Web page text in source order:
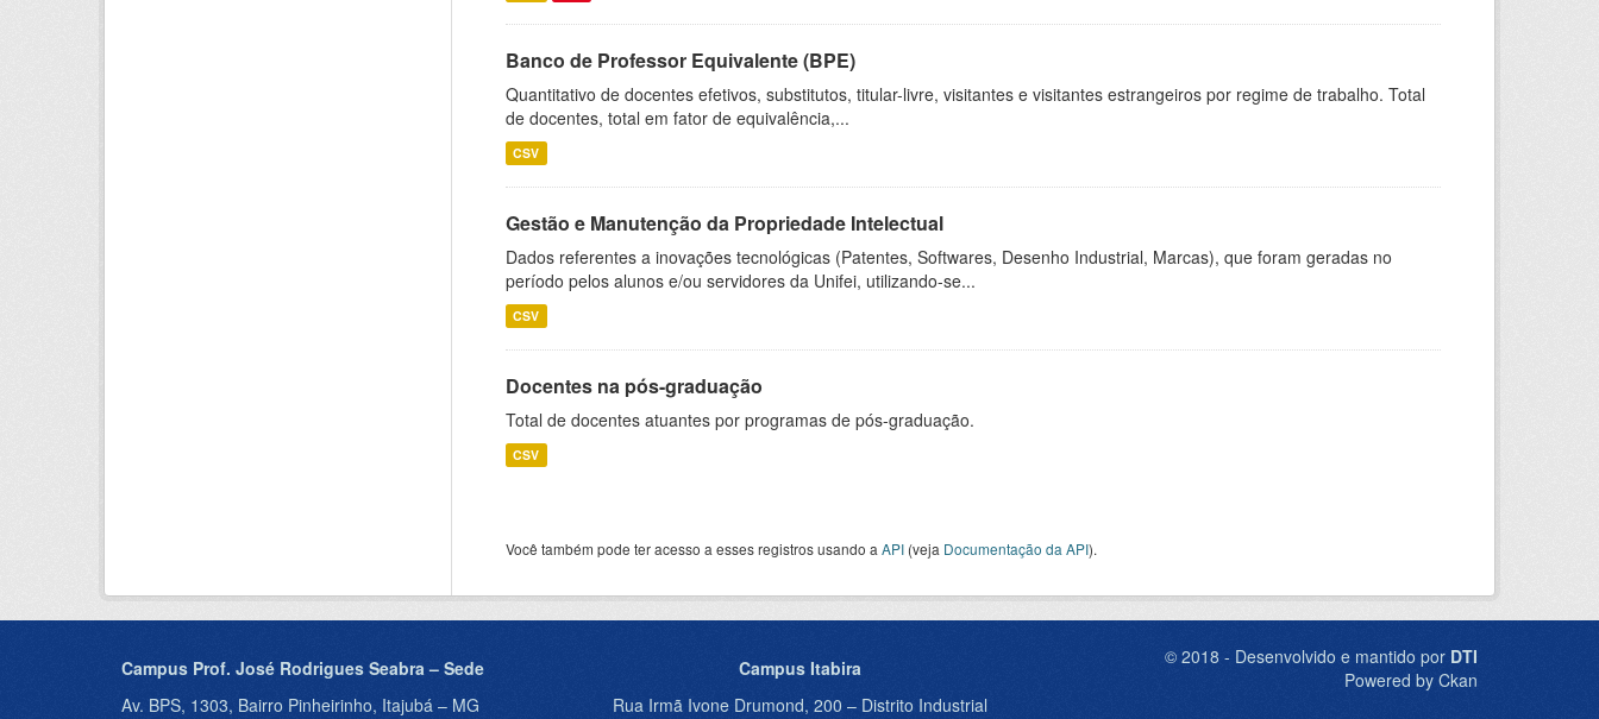
Banco de Professor Equivalente (BPE)
Quantitativo de docentes efetivos, substitutos, titular-livre, visitantes e visitantes estrangeiros por regime de trabalho. Total
de docentes, total em fator de equivalência,...
CSV
Gestão e Manutenção da Propriedade Intelectual
Dados referentes a inovações tecnológicas (Patentes, Softwares, Desenho Industrial, Marcas), que foram geradas no
período pelos alunos e/ou servidores da Unifei, utilizando-se...
CSV
Docentes na pós-graduação
Total de docentes atuantes por programas de pós-graduação.
CSV
Você também pode ter acesso a esses registros usando a API (veja Documentação da API).
Campus Prof. José Rodrigues Seabra – Sede
Av. BPS, 1303, Bairro Pinheirinho, Itajubá – MG
Campus Itabira
Rua Irmã Ivone Drumond, 200 – Distrito Industrial
© 2018 - Desenvolvido e mantido por DTI
Powered by Ckan